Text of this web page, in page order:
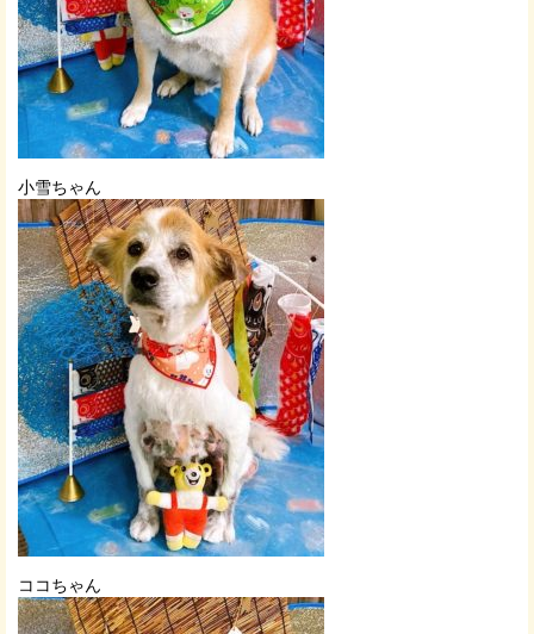
小雪ちゃん
ココちゃん